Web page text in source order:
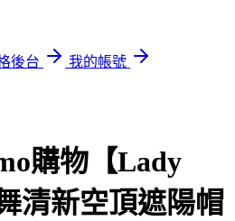
後台
我的帳號
購物【Lady
清新空頂遮陽帽